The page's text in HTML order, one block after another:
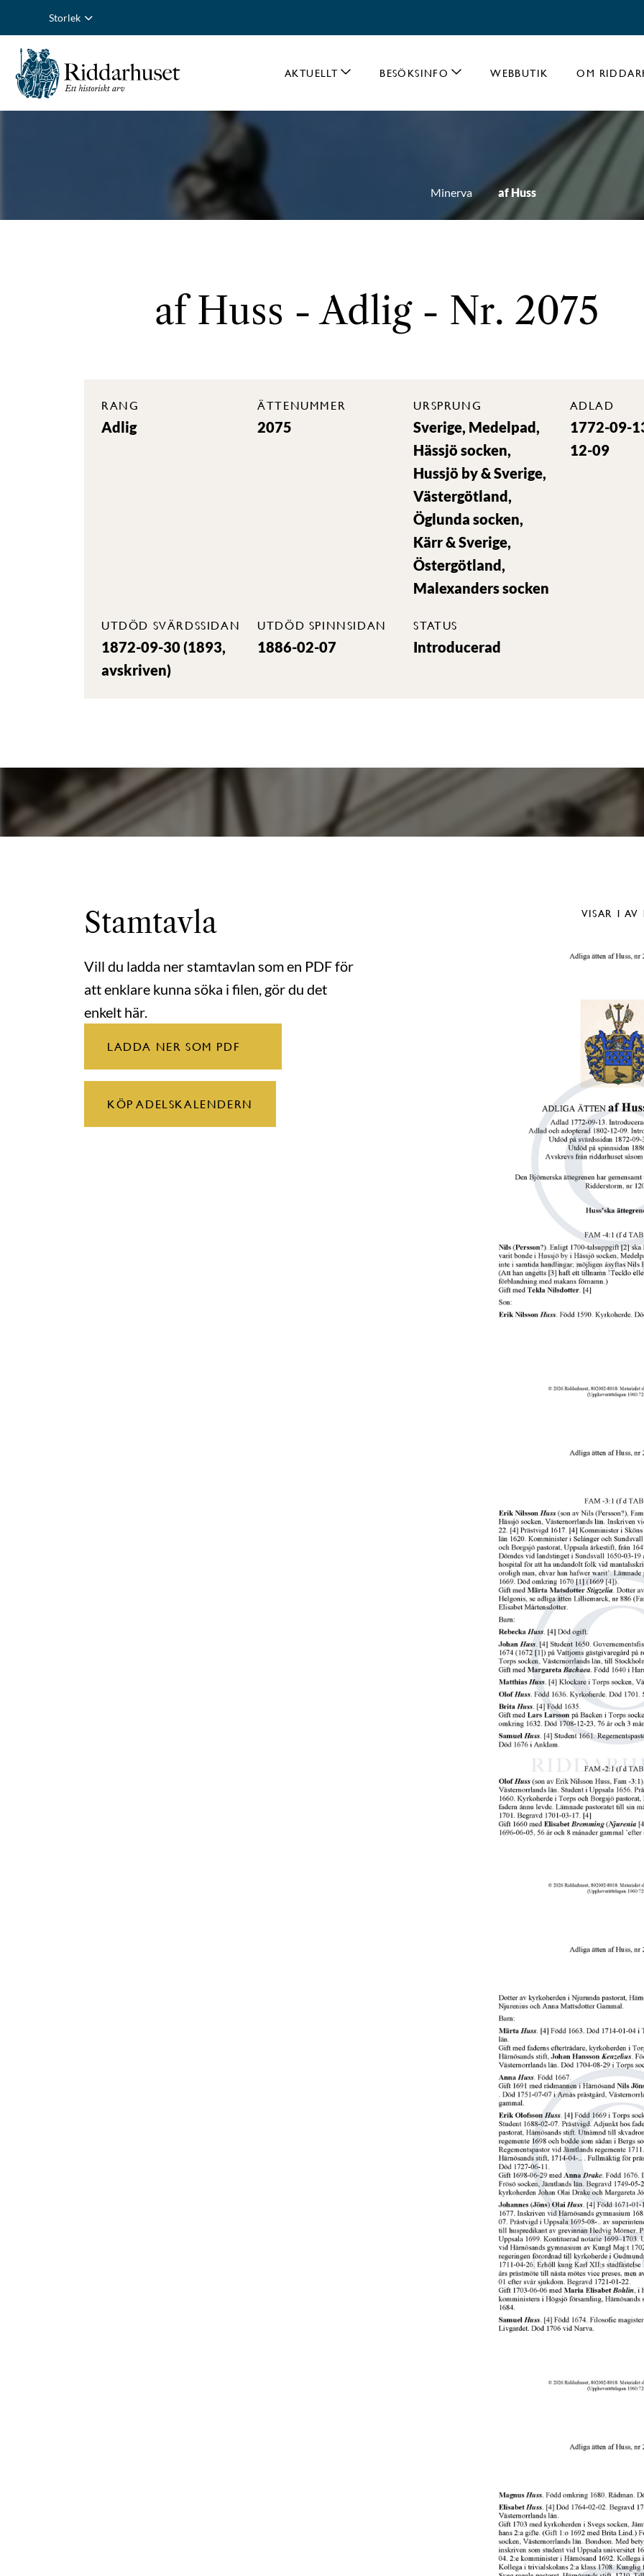
Storlek
AKTUELLT BESÖKSINFO WEBBUTIK OM
Minerva af Huss
af Huss - Adlig - Nr. 2075
RANG
Adlig
ÄTTENUMMER
2075
URSPRUNG
Sverige, Medelpad,
Hässjö socken,
Hussjö by & Sverige,
Västergötland,
Öglunda socken,
Kärr & Sverige,
Östergötland,
Malexanders socken
ADLAD
1772-09-
12-09
UTDÖD SVÄRDSSIDAN
1872-09-30 (1893,
avskriven)
UTDÖD SPINNSIDAN
1886-02-07
STATUS
Introducerad
Stamtavla
Vill du ladda ner stamtavlan som en PDF för
att enklare kunna söka i filen, gör du det
enkelt här.
LADDA NER SOM PDF
KÖP ADELSKALENDERN
VISAR 1 AV